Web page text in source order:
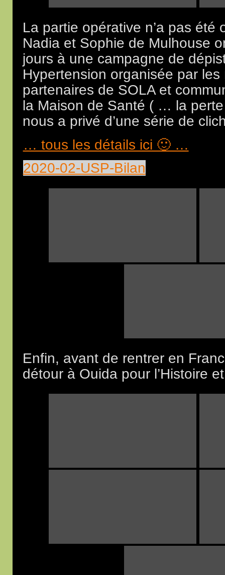
La partie opérative n’a pas été
Nadia et Sophie de Mulhouse
jours à une campagne de
Hypertension organisée par
partenaires de SOLA et
la Maison de Santé ( … la perte
nous a privé d’une série de
… tous les détails ici 🙂 …
2020-02-USP-Bilan
Enfin, avant de rentrer en
détour à Ouida pour l’Histoire